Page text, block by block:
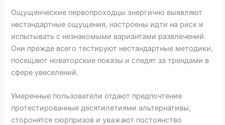
Ощущенческие первопроходцы энергично выявляют
нестандартные ощущения, настроены идти на риск и
испытывать с незнакомыми вариантами развлечений.
Они прежде всего тестируют нестандартные методики,
посещают новаторские показы и следят за трендами в
сфере увеселений.
Умеренные пользователи отдают предпочтение
протестированные десятилетиями альтернативы,
сторонятся сюрпризов и уважают постоянство